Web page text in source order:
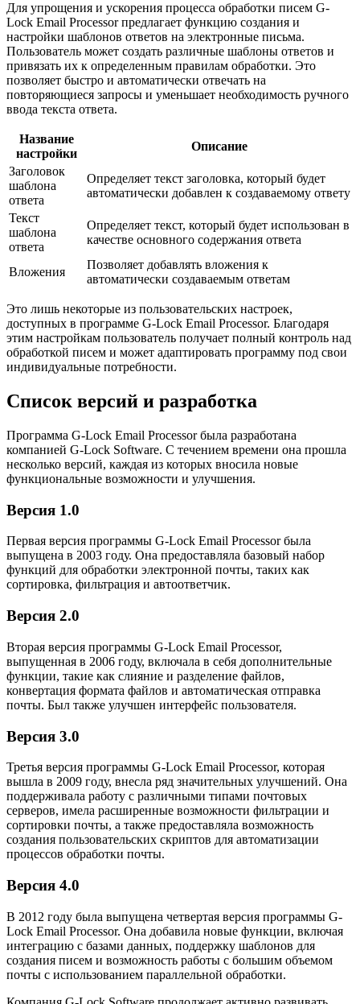
Для упрощения и ускорения процесса обработки писем G-
Lock Email Processor предлагает функцию создания и
настройки шаблонов ответов на электронные письма.
Пользователь может создать различные шаблоны ответов и
привязать их к определенным правилам обработки. Это
позволяет быстро и автоматически отвечать на
повторяющиеся запросы и уменьшает необходимость ручного
ввода текста ответа.
Название
настройки
Описание
Заголовок
шаблона
ответа
Определяет текст заголовка, который будет
автоматически добавлен к создаваемому ответу
Текст
шаблона
ответа
Определяет текст, который будет использован в
качестве основного содержания ответа
Вложения
Позволяет добавлять вложения к
автоматически создаваемым ответам
Это лишь некоторые из пользовательских настроек,
доступных в программе G-Lock Email Processor. Благодаря
этим настройкам пользователь получает полный контроль над
обработкой писем и может адаптировать программу под свои
индивидуальные потребности.
Список версий и разработка
Программа G-Lock Email Processor была разработана
компанией G-Lock Software. С течением времени она прошла
несколько версий, каждая из которых вносила новые
функциональные возможности и улучшения.
Версия 1.0
Первая версия программы G-Lock Email Processor была
выпущена в 2003 году. Она предоставляла базовый набор
функций для обработки электронной почты, таких как
сортировка, фильтрация и автоответчик.
Версия 2.0
Вторая версия программы G-Lock Email Processor,
выпущенная в 2006 году, включала в себя дополнительные
функции, такие как слияние и разделение файлов,
конвертация формата файлов и автоматическая отправка
почты. Был также улучшен интерфейс пользователя.
Версия 3.0
Третья версия программы G-Lock Email Processor, которая
вышла в 2009 году, внесла ряд значительных улучшений. Она
поддерживала работу с различными типами почтовых
серверов, имела расширенные возможности фильтрации и
сортировки почты, а также предоставляла возможность
создания пользовательских скриптов для автоматизации
процессов обработки почты.
Версия 4.0
В 2012 году была выпущена четвертая версия программы G-
Lock Email Processor. Она добавила новые функции, включая
интеграцию с базами данных, поддержку шаблонов для
создания писем и возможность работы с большим объемом
почты с использованием параллельной обработки.